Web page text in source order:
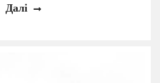
Далі